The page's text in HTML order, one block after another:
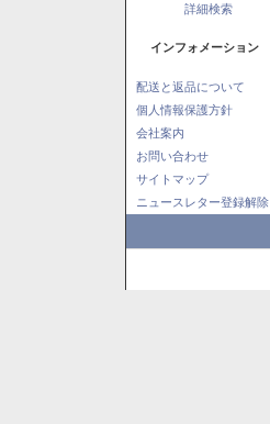
詳細検索
インフォメーション
配送と返品について
個人情報保護方針
会社案内
お問い合わせ
サイトマップ
ニュースレター登録解除